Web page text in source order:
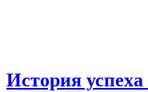
История